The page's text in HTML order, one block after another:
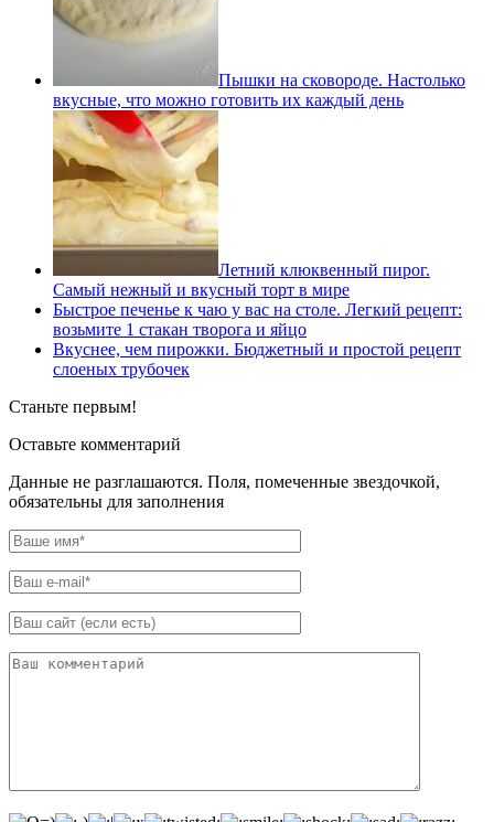
Пышки на сковороде. Настолько
вкусные, что можно готовить их каждый день
Летний клюквенный пирог.
Самый нежный и вкусный торт в мире
Быстрое печенье к чаю у вас на столе. Легкий рецепт:
возьмите 1 стакан творога и яйцо
Вкуснее, чем пирожки. Бюджетный и простой рецепт
слоеных трубочек
Станьте первым!
Оставьте комментарий
Данные не разглашаются. Поля, помеченные звездочкой,
обязательны для заполнения